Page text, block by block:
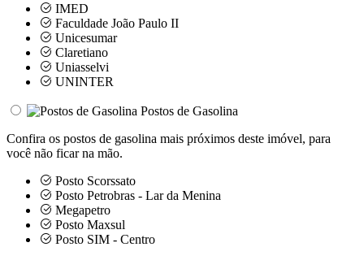
IMED
Faculdade João Paulo II
Unicesumar
Claretiano
Uniasselvi
UNINTER
Postos de Gasolina
Confira os postos de gasolina mais próximos deste imóvel, para
você não ficar na mão.
Posto Scorssato
Posto Petrobras - Lar da Menina
Megapetro
Posto Maxsul
Posto SIM - Centro